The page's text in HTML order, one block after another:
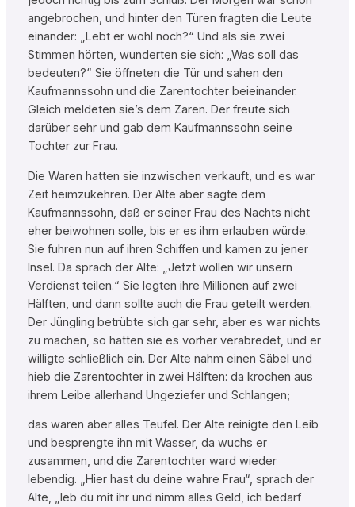
angebrochen, und hinter den Türen fragten die Leute
einander: „Lebt er wohl noch?“ Und als sie zwei
Stimmen hörten, wunderten sie sich: „Was soll das
bedeuten?“ Sie öffneten die Tür und sahen den
Kaufmannssohn und die Zarentochter beieinander.
Gleich meldeten sie’s dem Zaren. Der freute sich
darüber sehr und gab dem Kaufmannssohn seine
Tochter zur Frau.
Die Waren hatten sie inzwischen verkauft, und es war
Zeit heimzukehren. Der Alte aber sagte dem
Kaufmannssohn, daß er seiner Frau des Nachts nicht
eher beiwohnen solle, bis er es ihm erlauben würde.
Sie fuhren nun auf ihren Schiffen und kamen zu jener
Insel. Da sprach der Alte: „Jetzt wollen wir unsern
Verdienst teilen.“ Sie legten ihre Millionen auf zwei
Hälften, und dann sollte auch die Frau geteilt werden.
Der Jüngling betrübte sich gar sehr, aber es war nichts
zu machen, so hatten sie es vorher verabredet, und er
willigte schließlich ein. Der Alte nahm einen Säbel und
hieb die Zarentochter in zwei Hälften: da krochen aus
ihrem Leibe allerhand Ungeziefer und Schlangen;
das waren aber alles Teufel. Der Alte reinigte den Leib
und besprengte ihn mit Wasser, da wuchs er
zusammen, und die Zarentochter ward wieder
lebendig. „Hier hast du deine wahre Frau“, sprach der
Alte, „leb du mit ihr und nimm alles Geld, ich bedarf